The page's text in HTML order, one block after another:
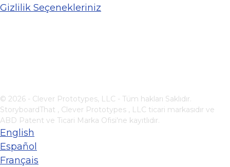
Gizlilik Seçenekleriniz
© 2026 - Clever Prototypes, LLC - Tüm hakları Saklıdır.
StoryboardThat , Clever Prototypes , LLC ticari markasıdır ve
ABD Patent ve Ticari Marka Ofisi'ne kayıtlıdır.
English
Español
Français